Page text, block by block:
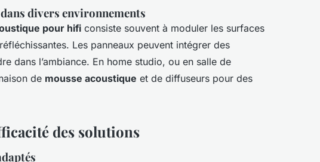
divers environnements
pour hifi consiste souvent à moduler les surfaces
Les panneaux peuvent intégrer des
dans l’ambiance. En home studio, ou en salle de
de mousse acoustique et de diffuseurs pour des
des solutions